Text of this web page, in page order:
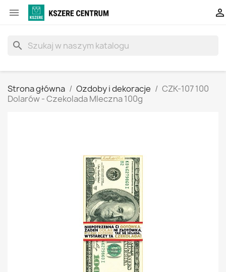
 
search
Strona główna Ozdoby i dekoracje
CZK-107 100
Dolarów - Czekolada Mleczna 100g